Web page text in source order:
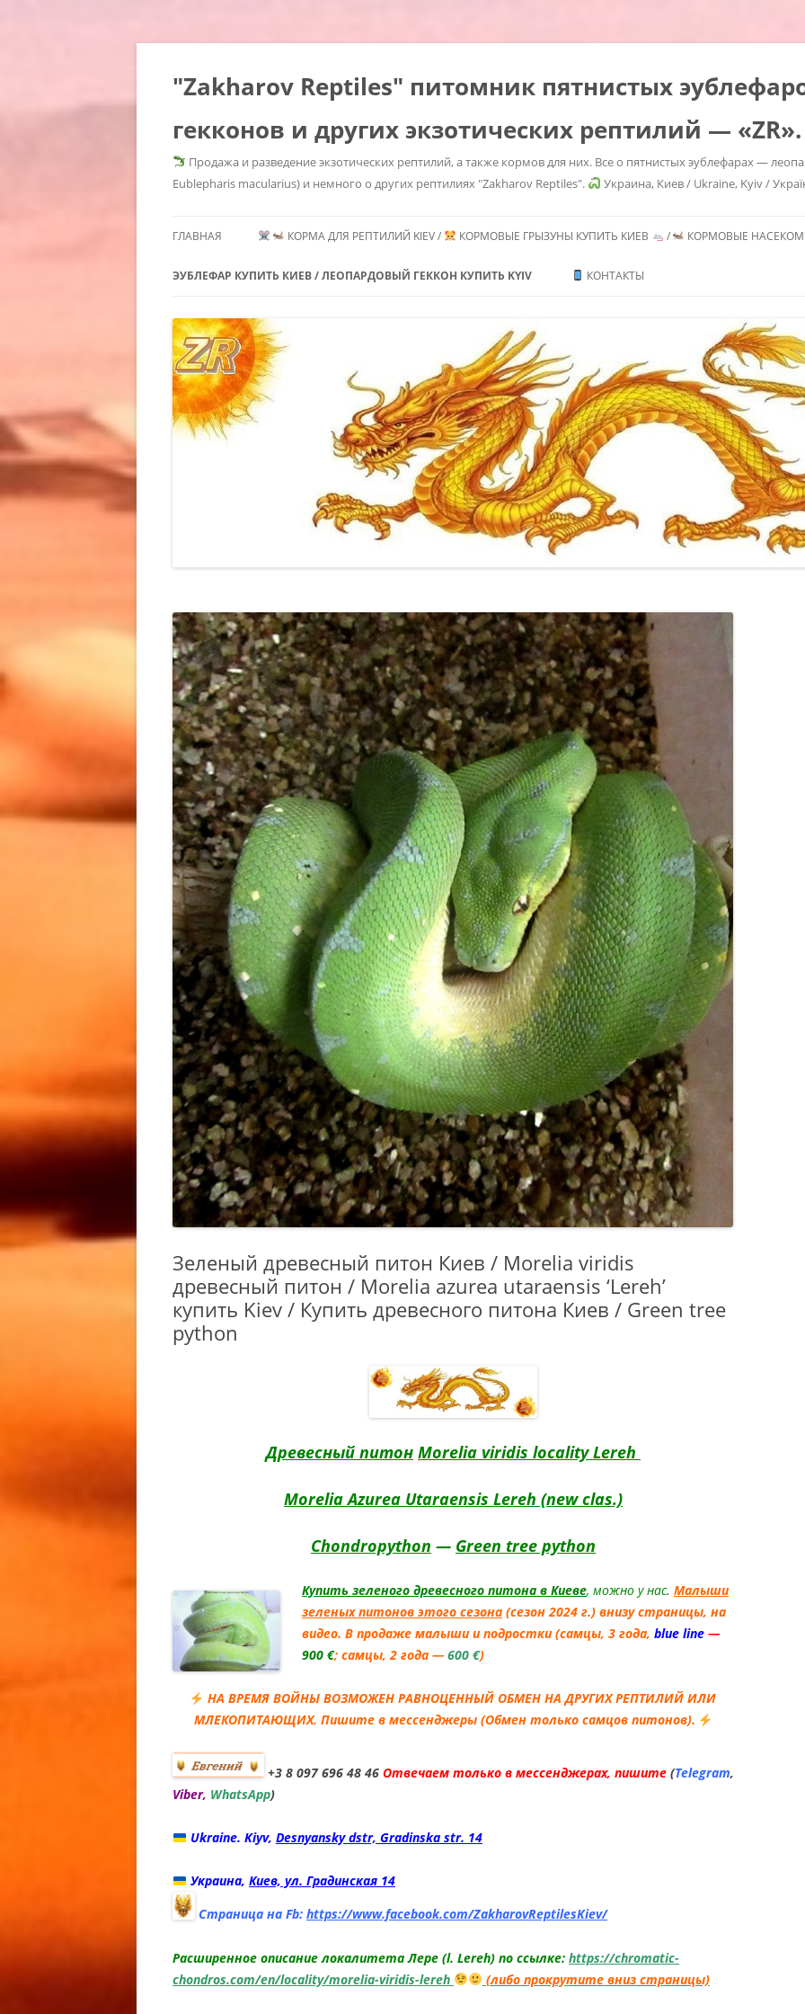
"Zakharov Reptiles" питомник пятнистых
гекконов и других экзотических рептилий —
Продажа и разведение экзотических рептилий, а также кормов для них. Все о пятнистых эублефарах —
Eublepharis macularius) и немного о других рептилиях "Zakharov Reptiles".
Украина, Киев / Ukraine, Kyiv /
к
содержимому
ГЛАВНАЯ КОРМА ДЛЯ РЕПТИЛИЙ KIEV / КОРМОВЫЕ ГРЫЗУНЫ КУПИТЬ КИЕВ / КОРМОВЫЕ
КОРМОВЫЕ КРЫСЫ КУПИТЬ /
КИЕВ / КОРМОВЫЕ КРЫСЫ
ЗАМОРОЗКА КУПИТЬ /
КОРМОВЫЕ ГРЫЗУНЫ KIEV
КОРМОВЫЕ МЫШИ КУПИТЬ /
КОРМОВЫЕ МЫШИ КУПИТЬ
КИЕВ / КОРМОВЫЕ МЫШИ
ЗАМОРОЗКА КУПИТЬ /
КОРМОВЫЕ ГРЫЗУНЫ KIEV
МАСТОМИС КУПИТЬ /
МАСТОМИСЫ КУПИТЬ КИЕВ /
ЗОФОБАС КУПИТЬ КИЕВ /
ZOPHOBAS MORIO КУПИТЬ КИЕВ
/ КОРМОВЫЕ НАСЕКОМЫЕ
КУПИТЬ КИЕВ / ЗОФОБАС
КУПИТЬ КИЕВ / ZOPHOBAS
MORIO КУПИТЬ КИЕВ
КОРМОВОЙ СВЕРЧОК КУПИТЬ
КИЕВ / ДВУПЯТНИСТЫЙ
СВЕРЧОК КУПИТЬ КИЕВ /
GRYLLUS BIMACULATUS КУПИТЬ
KIEV
МУЧНОЙ ЧЕРВЬ КУПИТЬ /
МУЧНОЙ ЧЕРВЬ КУПИТЬ КИЕВ /
МУЧНОЙ ХРУЩАК КУПИТЬ KIEV /
КОРМОВЫЕ НАСЕКОМЫЕ
КУПИТЬ КИЕВ
ТУРКМЕНСКИЙ ТАРАКАН КУПИТЬ
/ ТУРКМЕНСКИЙ ТАРАКАН
КУПИТЬ КИЕВ / КОРМОВОЙ
ТАРАКАН КУПИТЬ KIEV /
ТУРКМЕНСКИЙ ТАРАКАН КУПИТЬ
КИЕВ
ЭУБЛЕФАР КУПИТЬ КИЕВ / ЛЕОПАРДОВЫЙ ГЕККОН КУПИТЬ KYIV
СОДЕРЖАНИЕ
ГЕМИТЕКОНИКСОВ /
HEMITHECONYX CAUDICINCTUS /
AFRICAN FAT TAILED GECKO /
ГЕМИТЕКОНИКСА КУПИТЬ КИЕВ /
АФРИКАНСКИЙ
HEMITHECONYX CAUDICINCTUS
MORPHS / AFRICAN FAT TAILED
GECKOS MORPHS
ГОНИУРОЗАВР / ГОНИУРОЗАВР
/ ГОНИУРОЗАВР КУПИТЬ
КИЕВ / MORELIA VIRIDIS
ДРЕВЕСНЫЙ ПИТОН / MORELIA
AZUREA UTARAENSIS ‘LEREH’
КУПИТЬ KIEV / КУПИТЬ
ДРЕВЕСНОГО ПИТОНА КИЕВ /
GREEN TREE PYTHON
ИРАНСКИЙ ЭУБЛЕФАР /
EUBLEPHARIS ANGRAMAINYU /
КУПИТЬ ИРАНСКОГО
ЭУБЛЕФАРА
МАИСОВЫЙ ПОЛОЗ /
МАИСОВОЙ ПОЛОЗ
СОДЕРЖАНИЕ / МАИСОВЫЙ
ПОЛОЗ КУПИТЬ КИЕВ /
PANTHEROPHIS GUTTATUS
КУПИТЬ KIEV
МАИСОВЫЙ ПОЛОЗ КУПИТЬ /
МАИСОВЫЙ ПОЛОЗ КУПИТЬ
КИЕВ / МАИСОВЫЙ ПОЛОЗ
КУПИТЬ KIEV / PANTHEROPHIS
GUTTATUS КУПИТЬ КИЕВ /
PANTHEROPHIS GUTTATUS
КУПИТЬ KIEV
НОВОСТИ / ПРОЕКТЫ
ИНФОРМАЦИЯ
ГЕМИТЕКОНИКС GHOST /
АФРИКАНСКИЙ
ТОЛСТОХВОСТЫЙ ГЕККОН
МОРФЫ GHOST / GHOST
HEMITHECONYX CAUDICINCTUS /
GHOST FAT TAILED GECKO
ГЕМИТЕКОНИКС АМЕЛАНИСТИК /
АФРИКАНСКИЙ
МОРФЫ AMELANISTIC /
AMELANISTIC HEMITHECONYX
CAUDICINCTUS / AMELANISTIC FAT
ГЕМИТЕКОНИКС ВАЙТ АУТ /
АФРИКАНСКИЙ
ТОЛСТОХВОСТЫЙ ГЕККОН WHITE
CAUDICINCTUS / WHITE OUT FAT
ГЕМИТЕКОНИКС ЗЕРО /
ТОЛСТОХВОСТЫЙ ГЕККОН
HEMITHECONYX CAUDICINCTUS /
ZERO FAT TAILED GECKO
ГЕМИТЕКОНИКС ЗУЛУ /
ТОЛСТОХВОСТЫЙ ГЕККОН ZULU
/ ZULU HEMITHECONYX
ТОЛСТОХВОСТЫЙ ГЕККОН
ALBINO HEMITHECONYX
CAUDICINCTUS / CARAMEL
ГЕМИТЕКОНИКС ОРЕО /
АФРИКАНСКИЙ
КОНТАКТЫ
Зеленый древесный питон Киев / Morelia viridis
древесный питон / Morelia azurea utaraensis ‘Lereh’
купить Kiev / Купить древесного питона Киев / Green tree
python
Древесный питон Morelia viridis locality Lereh
Morelia Azurea Utaraensis Lereh (new clas.)
Chondropython — Green tree python
Купить зеленого древесного питона в Киеве, можно у нас. Малыши
зеленых питонов этого сезона (сезон 2024 г.) внизу страницы, на
видео. В продаже малыши и подростки (самцы, 3 года, blue line —
900 €; самцы, 2 года — 600 €)
НА ВРЕМЯ ВОЙНЫ ВОЗМОЖЕН РАВНОЦЕННЫЙ ОБМЕН НА ДРУГИХ РЕПТИЛИЙ ИЛИ
МЛЕКОПИТАЮЩИХ. Пишите в мессенджеры (Обмен только самцов питонов).
+3 8 097 696 48 46 Отвечаем только в мессенджерах, пишите (Telegram,
Viber, WhatsApp)
Ukraine. Kiyv, Desnyansky dstr, Gradinska str. 14
Украина, Киев, ул. Градинская 14
Страница на Fb: https://www.facebook.com/ZakharovReptilesKiev/
Расширенное описание локалитета Лере (l. Lereh) по ссылке: https://chromatic-
chondros.com/en/locality/morelia-viridis-lereh
(либо прокрутите вниз страницы)